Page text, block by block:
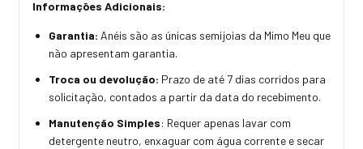
Informações Adicionais:
Garantia: Anéis são as únicas semijoias da Mimo Meu que
não apresentam garantia.
Troca ou devolução: Prazo de até 7 dias corridos para
solicitação, contados a partir da data do recebimento.
Manutenção Simples: Requer apenas lavar com
detergente neutro, enxaguar com água corrente e secar